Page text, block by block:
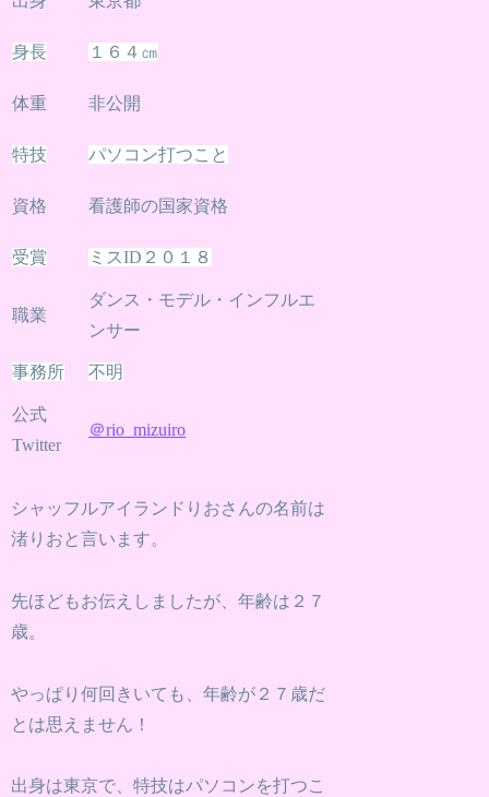
身長 １６４㎝
体重 非公開
特技 パソコン打つこと
資格 看護師の国家資格
受賞 ミスID２０１８
職業
ダンス・モデル・インフルエ
ンサー
事務所 不明
公式
Twitter
＠rio_mizuiro
シャッフルアイランドりおさんの名前は
渚りおと言います。
先ほどもお伝えしましたが、年齢は２７
歳。
やっぱり何回きいても、年齢が２７歳だ
とは思えません！
出身は東京で、特技はパソコンを打つこ